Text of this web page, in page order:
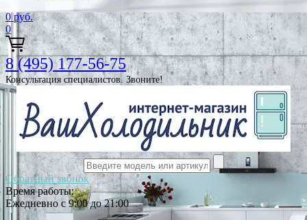
0 руб.
0
8 (495) 177-56-75
Консультация специалистов. Звоните!
Обратный звонок
Время работы:
Ежедневно с 9:00 до 21:00